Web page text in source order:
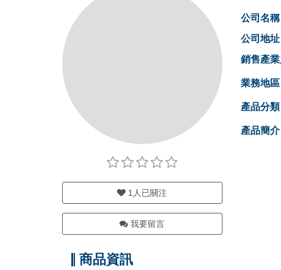
1 人已關注
我要留言
公司名稱
公司地址
銷售產業
業務地區
產品分類
產品簡介
商品資訊